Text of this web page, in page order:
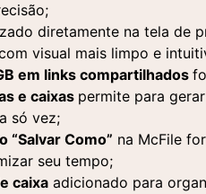
diretamente na tela de
visual mais limpo e
em links compartilhados
e caixas permite para
só vez;
“Salvar Como” na McFile
seu tempo;
caixa adicionado para